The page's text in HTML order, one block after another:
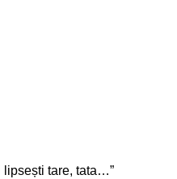
lipsești tare, tata…”